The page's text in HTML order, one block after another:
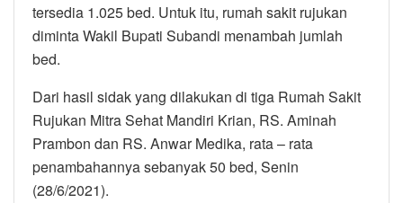
tersedia 1.025 bed. Untuk itu, rumah sakit rujukan
diminta Wakil Bupati Subandi menambah jumlah
bed.
Dari hasil sidak yang dilakukan di tiga Rumah Sakit
Rujukan Mitra Sehat Mandiri Krian, RS. Aminah
Prambon dan RS. Anwar Medika, rata – rata
penambahannya sebanyak 50 bed, Senin
(28/6/2021).